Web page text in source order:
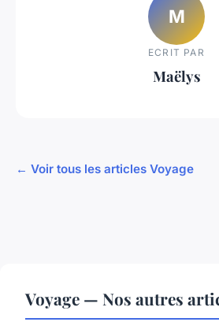
M
ECRIT PAR
Maëlys
← Voir tous les articles Voyage
Voyage — Nos autres